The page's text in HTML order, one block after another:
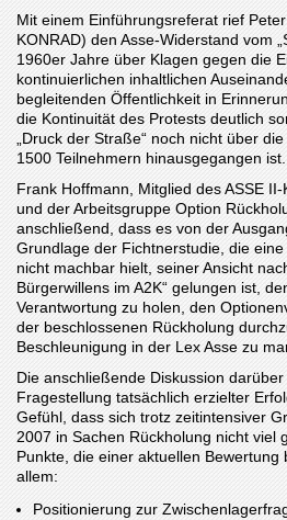
Mit einem Einführungsreferat rief
KONRAD) den Asse-Widerstand vom
1960er Jahre über Klagen gegen die
kontinuierlichen inhaltlichen
begleitenden Öffentlichkeit in
die Kontinuität des Protests deutlich
„Druck der Straße“ noch nicht über
1500 Teilnehmern hinausgegangen ist.
Frank Hoffmann, Mitglied des ASSE
und der Arbeitsgruppe Option
anschließend, dass es von der
Grundlage der Fichtnerstudie, die
nicht machbar hielt, seiner Ansicht
Bürgerwillens im A2K“ gelungen ist,
Verantwortung zu holen, den
der beschlossenen Rückholung
Beschleunigung in der Lex Asse zu
Die anschließende Diskussion
Fragestellung tatsächlich erzielter
Gefühl, dass sich trotz zeitintensiver
2007 in Sachen Rückholung nicht viel
Punkte, die einer aktuellen
allem:
Positionierung zur